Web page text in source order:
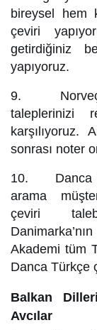
bireysel hem
çeviri
getirdiğiniz
yapıyoruz.
9.
taleplerinizi
karşılıyoruz.
sonrası noter
10. Danca
arama
çeviri
Akademi tüm
Danca Türkçe
Balkan
Avcılar